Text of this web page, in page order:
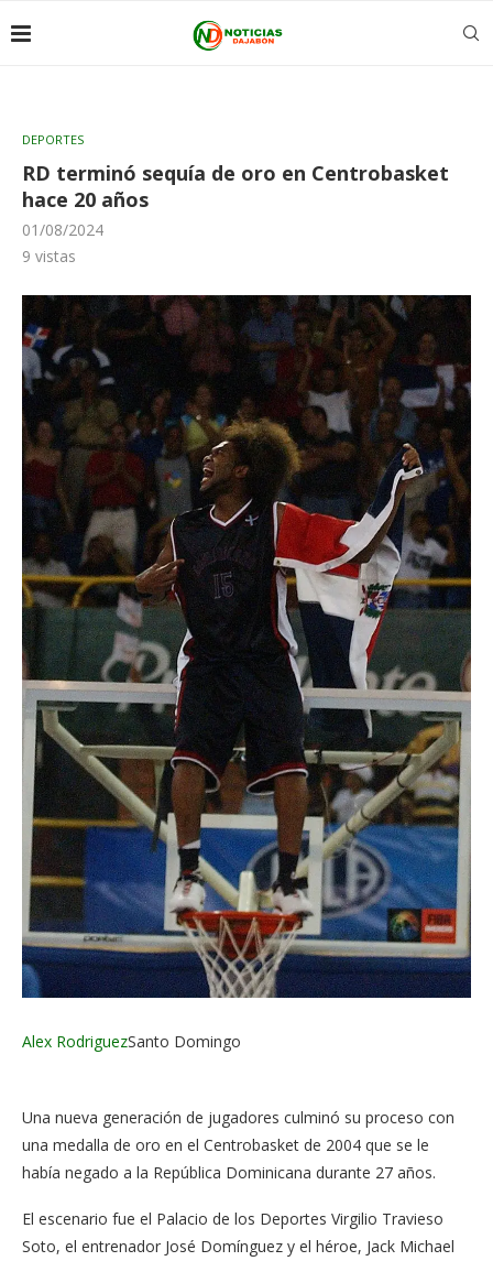
DEPORTES
RD terminó sequía de oro en Centrobasket
hace 20 años
01/08/2024
9 vistas
Alex RodriguezSanto Domingo
Una nueva generación de jugadores culminó su proceso con
una medalla de oro en el Centrobasket de 2004 que se le
había negado a la República Dominicana durante 27 años.
El escenario fue el Palacio de los Deportes Virgilio Travieso
Soto, el entrenador José Domínguez y el héroe, Jack Michael